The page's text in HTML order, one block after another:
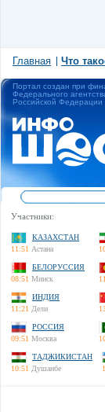
Главная Что
Портал создан при
Федерального
Российской Федерации
Участники:
КАЗАХСТАН
11:51 Астана
БЕЛОРУССИЯ
08:51 Минск
ИНДИЯ
11:21 Дели
РОССИЯ
09:51 Москва
ТАДЖИКИСТАН
10:51 Душанбе